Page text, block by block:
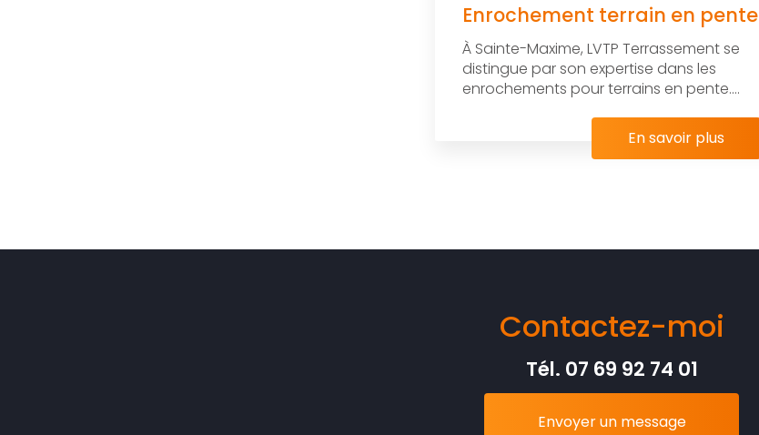
Enrochement terrain en pente
À Sainte-Maxime, LVTP Terrassement se
distingue par son expertise dans les
enrochements pour terrains en pente....
En savoir plus
Contactez-moi
Tél. 07 69 92 74 01
Envoyer un message